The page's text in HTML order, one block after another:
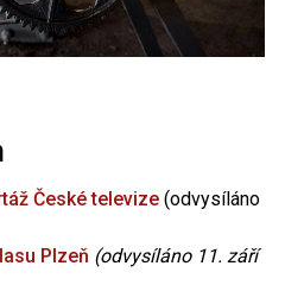
České televize (odvysíláno
Plzeň (odvysíláno 11. září